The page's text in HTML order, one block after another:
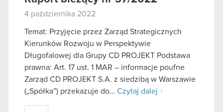
4 października 2022
Temat: Przyjęcie przez Zarząd Strategicznych
Kierunków Rozwoju w Perspektywie
Długofalowej dla Grupy CD PROJEKT Podstawa
prawna: Art. 17 ust. 1 MAR – informacje poufne
Zarząd CD PROJEKT S.A. z siedzibą w Warszawie
(„Spółka”) przekazuje do… Czytaj dalej